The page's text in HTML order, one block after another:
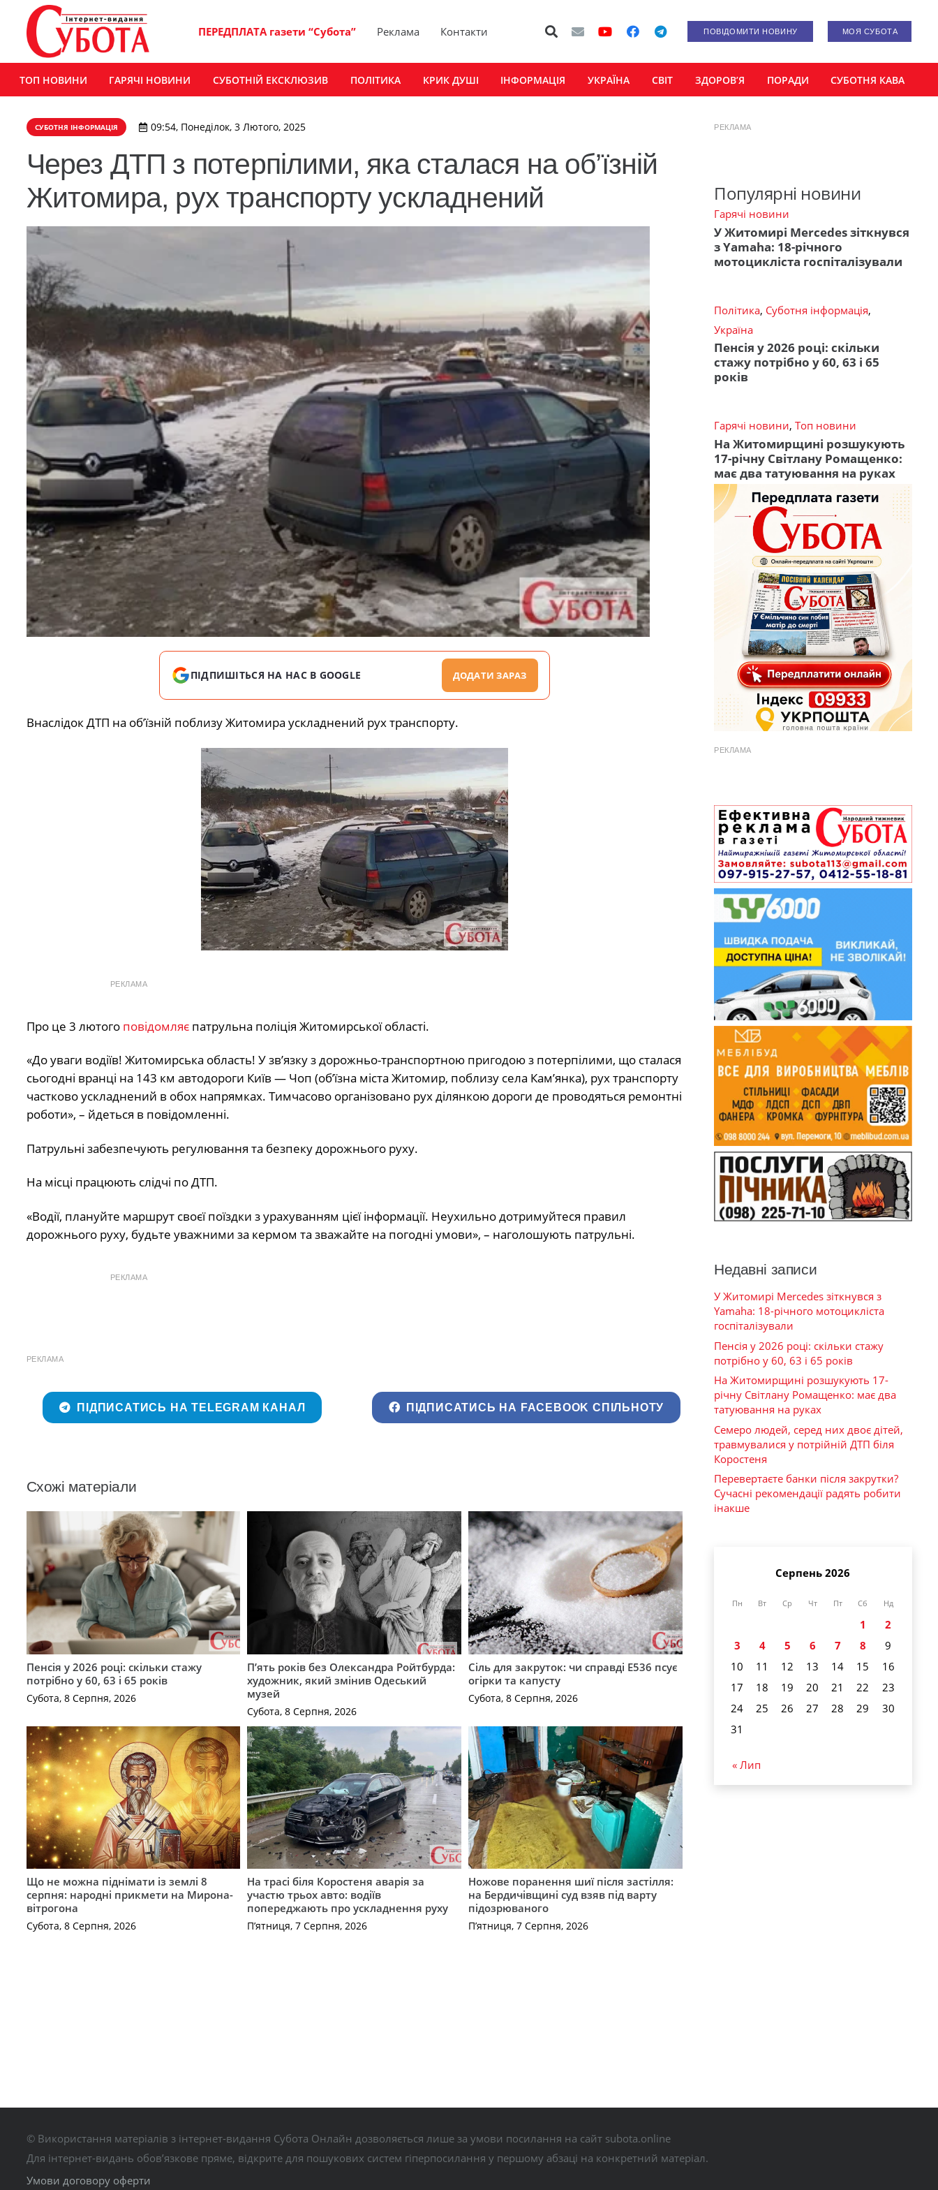
ПЕРЕДПЛАТА газети “Субота” Реклама Контакти ПОВІДОМИТИ НОВИНУ МОЯ СУБОТА
ТОП НОВИНИ ГАРЯЧІ НОВИНИ СУБОТНІЙ ЕКСКЛЮЗИВ ПОЛІТИКА КРИК ДУШІ ІНФОРМАЦІЯ УКРАЇНА СВІТ ЗДОРОВ’Я ПОРАДИ СУБОТНЯ КАВА
СУБОТНЯ ІНФОРМАЦІЯ 09:54, Понеділок, 3 Лютого, 2025
Через ДТП з потерпілими, яка сталася на об’їзній
Житомира, рух транспорту ускладнений
ПІДПИШІТЬСЯ НА НАС В GOOGLE ДОДАТИ ЗАРАЗ
Внаслідок ДТП на об’їзній поблизу Житомира ускладнений рух транспорту.
РЕКЛАМА
Про це 3 лютого повідомляєпатрульна поліція Житомирської області.
«До уваги водіїв! Житомирська область! У зв’язку з дорожньо-транспортною пригодою з потерпілими, що сталася
сьогодні вранці на 143 км автодороги Київ — Чоп (об’їзна міста Житомир, поблизу села Кам’янка), рух транспорту
частково ускладнений в обох напрямках. Тимчасово організовано рух ділянкою дороги де проводяться ремонтні
роботи», – йдеться в повідомленні.
Патрульні забезпечують регулювання та безпеку дорожнього руху.
На місці працюють слідчі по ДТП.
«Водії, плануйте маршрут своєї поїздки з урахуванням цієї інформації. Неухильно дотримуйтеся правил
дорожнього руху, будьте уважними за кермом та зважайте на погодні умови», – наголошують патрульні.
РЕКЛАМА
РЕКЛАМА
ПІДПИСАТИСЬ НА TELEGRAM КАНАЛ ПІДПИСАТИСЬ НА FACEBOOK СПІЛЬНОТУ
Схожі матеріали
Пенсія у 2026 році: скільки стажу
потрібно у 60, 63 і 65 років
Субота, 8 Серпня, 2026
П’ять років без Олександра Ройтбурда:
художник, який змінив Одеський
музей
Субота, 8 Серпня, 2026
Сіль для закруток: чи справді Е536 псує
огірки та капусту
Субота, 8 Серпня, 2026
Що не можна піднімати із землі 8
серпня: народні прикмети на Мирона-
вітрогона
Субота, 8 Серпня, 2026
На трасі біля Коростеня аварія за
участю трьох авто: водіїв
попереджають про ускладнення руху
П’ятниця, 7 Серпня, 2026
Ножове поранення шиї після застілля:
на Бердичівщині суд взяв під варту
підозрюваного
П’ятниця, 7 Серпня, 2026
РЕКЛАМА
Популярні новини
Гарячі новини
У Житомирі Mercedes зіткнувся
з Yamaha: 18-річного
мотоцикліста госпіталізували
Політика, Суботня інформація,
Україна
Пенсія у 2026 році: скільки
стажу потрібно у 60, 63 і 65
років
Гарячі новини, Топ новини
На Житомирщині розшукують
17-річну Світлану Ромащенко:
має два татуювання на руках
РЕКЛАМА
Недавні записи
У Житомирі Mercedes зіткнувся з
Yamaha: 18-річного мотоцикліста
госпіталізували
Пенсія у 2026 році: скільки стажу
потрібно у 60, 63 і 65 років
На Житомирщині розшукують 17-
річну Світлану Ромащенко: має два
татуювання на руках
Семеро людей, серед них двоє дітей,
травмувалися у потрійній ДТП біля
Коростеня
Перевертаєте банки після закрутки?
Сучасні рекомендації радять робити
інакше
Серпень 2026
Пн Вт Ср Чт Пт Сб Нд
1
2
3
4 5 6 7 8
9
10
11 12 13 14 15
16
17
18 19 20 21 22
23
24
25 26 27 28 29
30
31
« Лип
© Використання матеріалів з інтернет-видання Субота Онлайн дозволяється лише за умови посилання на сайт subota.online
Для інтернет-видань обов’язкове пряме, відкрите для пошукових систем гіперпосилання у першому абзаці на конкретний матеріал.
Умови договору оферти